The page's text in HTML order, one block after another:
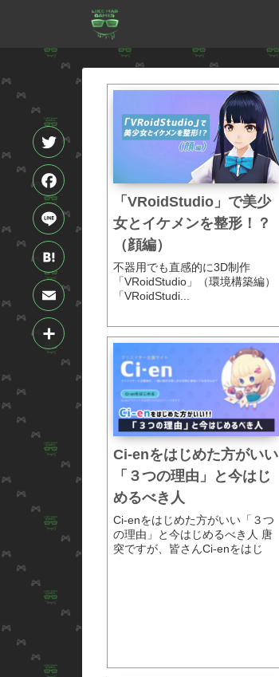
「VRoidStudio」で美少
女とイケメンを整形！？
（顔編）
不器用でも直感的に3D制作
「VRoidStudio」（環境構築編）
「VRoidStudi...
Ci-enをはじめた方がいい
「３つの理由」と今はじ
めるべき人
Ci-enをはじめた方がいい「３つ
の理由」と今はじめるべき人 唐
突ですが、皆さんCi-enをはじ
T
w
t
t
e
F
a
e
b
k
L
i
e
H
a
E